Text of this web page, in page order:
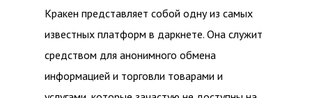
Кракен представляет собой одну из самых
известных платформ в даркнете. Она служит
средством для анонимного обмена
информацией и торговли товарами и